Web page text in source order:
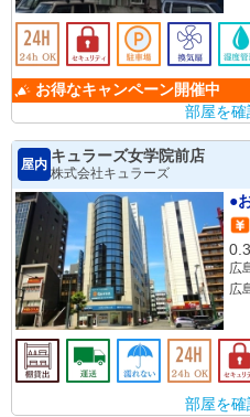
お得なキャンペーン開催中
部屋を確
屋内
キュラーズ女学院前店
株式会社キュラーズ
●
広
広
部屋を確